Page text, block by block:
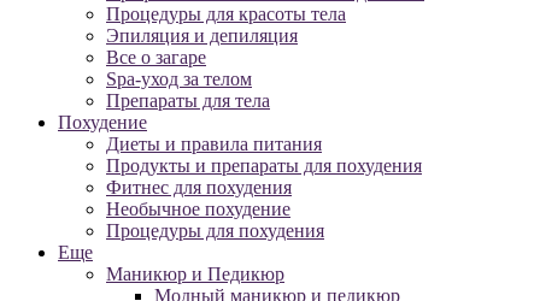
Процедуры для красоты тела
Эпиляция и депиляция
Все о загаре
Spa-уход за телом
Препараты для тела
Похудение
Диеты и правила питания
Продукты и препараты для похудения
Фитнес для похудения
Необычное похудение
Процедуры для похудения
Еще
Маникюр и Педикюр
Модный маникюр и педикюр